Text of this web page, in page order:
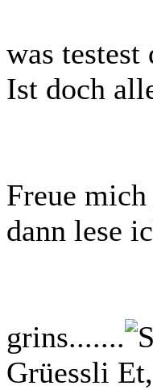
was
Ist doch
Freue
dann lese
grins.......
Grüessli